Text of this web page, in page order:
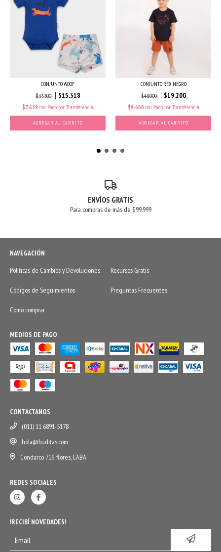
CONJUNTO WOOF
$33.300 $15.318
$7.659 con Pago por Transferencia
AGREGAR AL CARRITO
CONJUNTO REX NEGRO
$48.000 $19.200
$9.600 con Pago por Transferencia
AGREGAR AL CARRITO
ENVÍOS GRATIS
Para compras de más de $99.999
NAVEGACIÓN
Politicas de Cambios y Devoluciones
Recursos Gratis
Códigos de Seguimientos Preguntas Frecuentes
Como comprar
MEDIOS DE PAGO
CONTACTANOS
(011) 11 6891-5178
hola@buditas.com
Condarco 716, flores, CABA
REDES SOCIALES
!RECIBÍ NOVEDADES!